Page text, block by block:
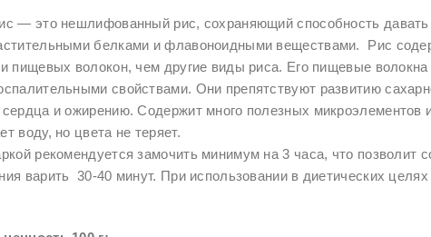
Ч
Ё
Р
Н
1
— это нешлифованный рис, сохраняющий способность
белками и флавоноидными веществами. Рис
и пищевых волокон, чем другие виды риса. Его пищевые
свойствами. Они препятствуют развитию
сердца и ожирению. Содержит много полезных микроэлементов
воду, но цвета не теряет.
рекомендуется замочить минимум на 3 часа, что позволит
варить 30-40 минут. При использовании в диетических